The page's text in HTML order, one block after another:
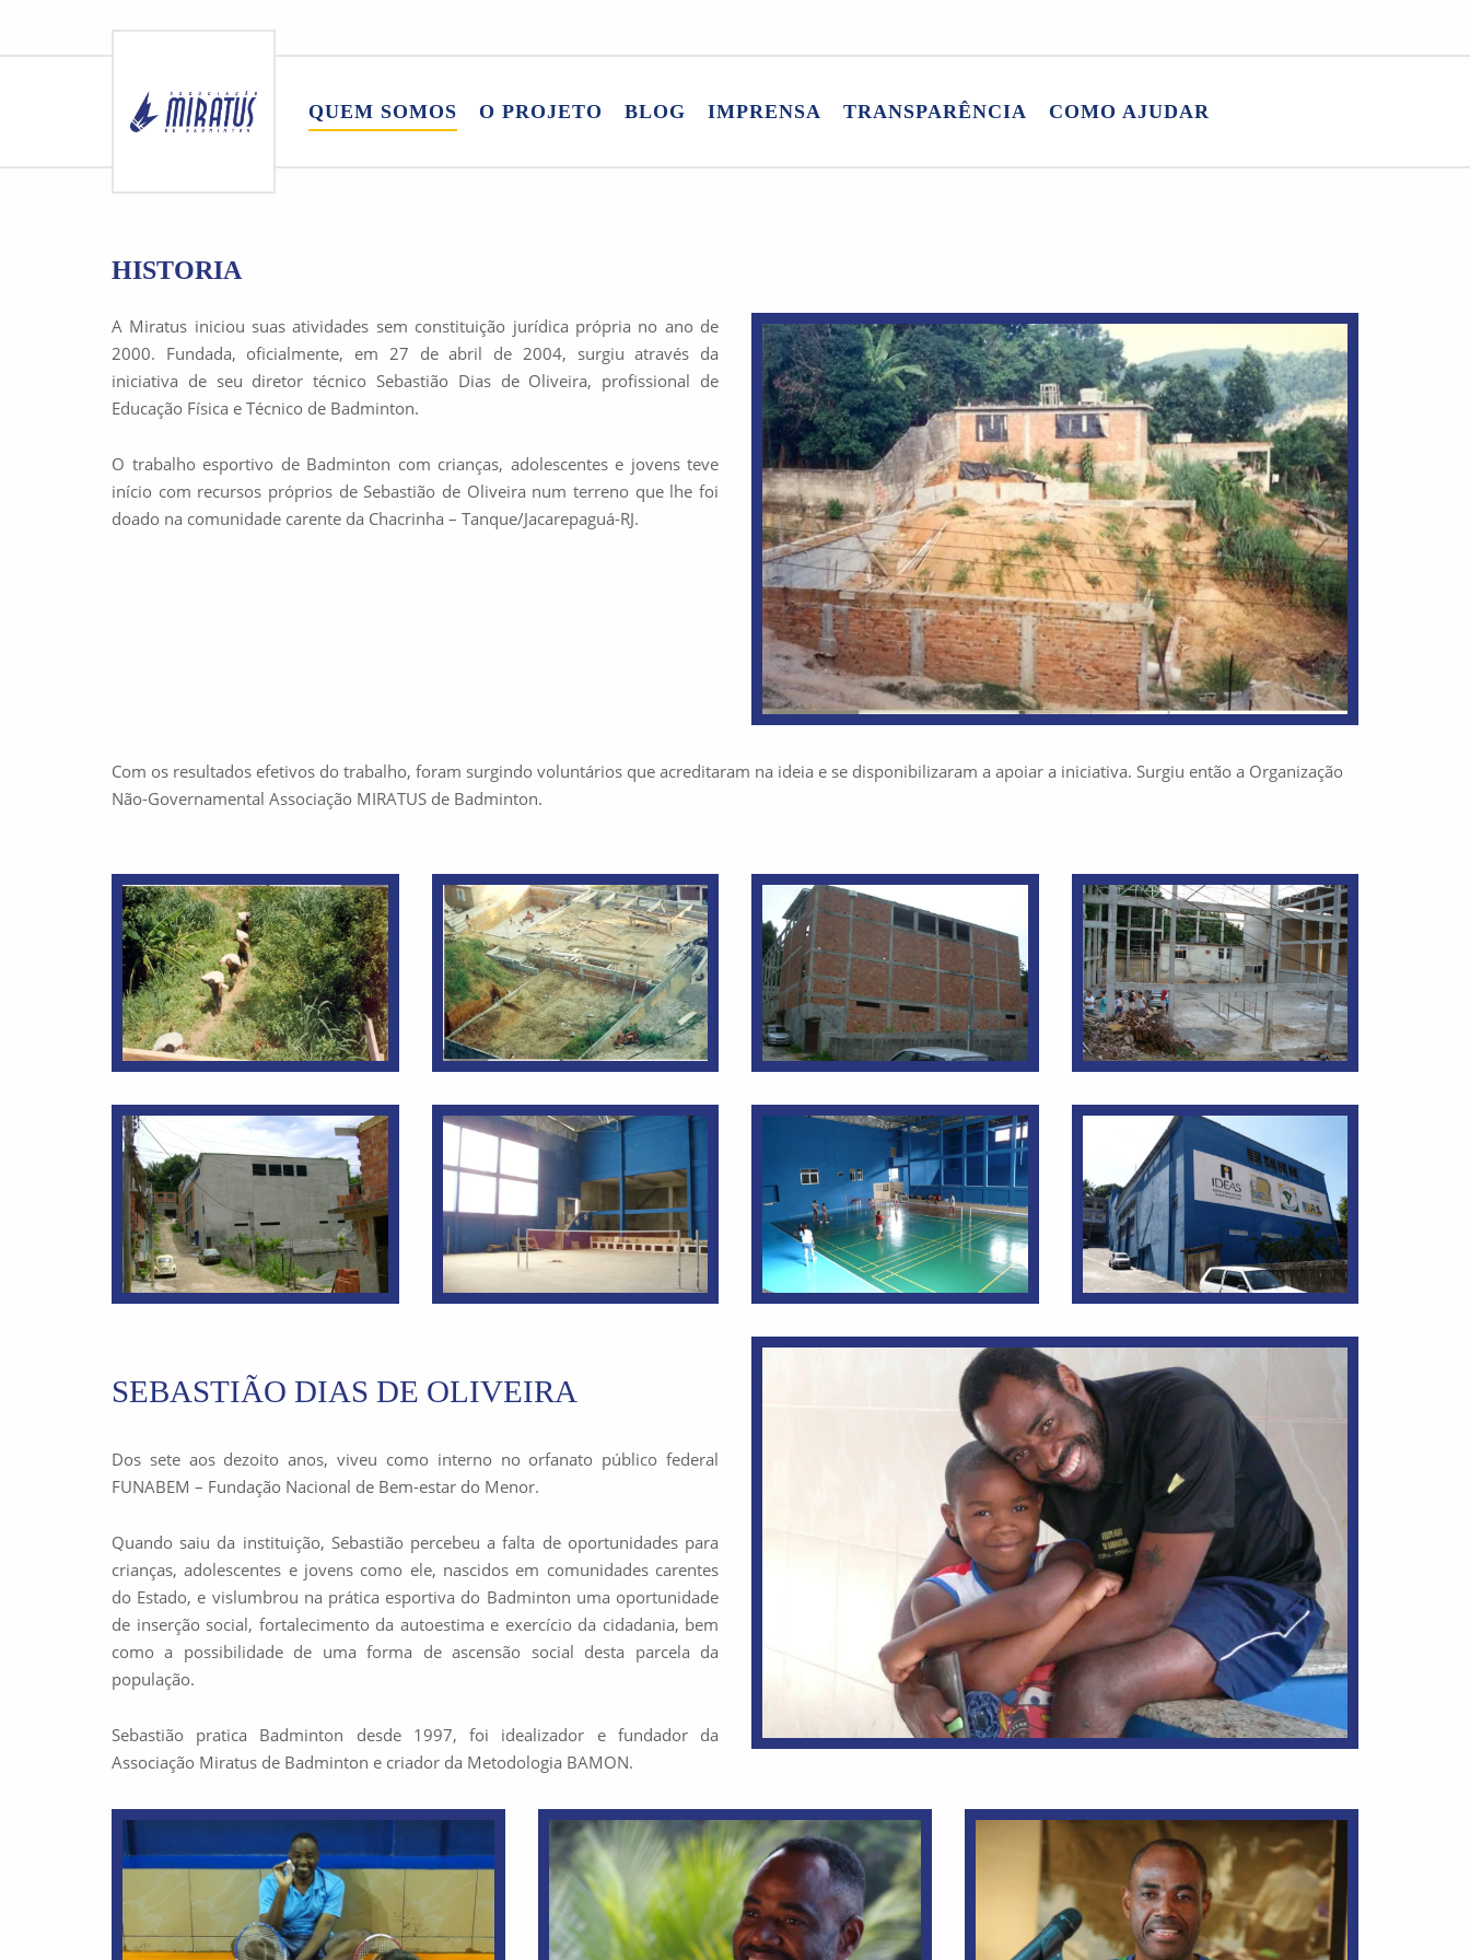
QUEM SOMOS O PROJETO BLOG IMPRENSA TRANSPARÊNCIA COMO AJUDAR
HISTORIA
A Miratus iniciou suas atividades sem constituição jurídica própria no ano de
2000. Fundada, oficialmente, em 27 de abril de 2004, surgiu através da
iniciativa de seu diretor técnico Sebastião Dias de Oliveira, profissional de
Educação Física e Técnico de Badminton.
O trabalho esportivo de Badminton com crianças, adolescentes e jovens teve
início com recursos próprios de Sebastião de Oliveira num terreno que lhe foi
doado na comunidade carente da Chacrinha – Tanque/Jacarepaguá-RJ.
Com os resultados efetivos do trabalho, foram surgindo voluntários que acreditaram na ideia e se disponibilizaram a apoiar a iniciativa. Surgiu então a Organização
Não-Governamental Associação MIRATUS de Badminton.
SEBASTIÃO DIAS DE OLIVEIRA
Dos sete aos dezoito anos, viveu como interno no orfanato público federal
FUNABEM – Fundação Nacional de Bem-estar do Menor.
Quando saiu da instituição, Sebastião percebeu a falta de oportunidades para
crianças, adolescentes e jovens como ele, nascidos em comunidades carentes
do Estado, e vislumbrou na prática esportiva do Badminton uma oportunidade
de inserção social, fortalecimento da autoestima e exercício da cidadania, bem
como a possibilidade de uma forma de ascensão social desta parcela da
população.
Sebastião pratica Badminton desde 1997, foi idealizador e fundador da
Associação Miratus de Badminton e criador da Metodologia BAMON.